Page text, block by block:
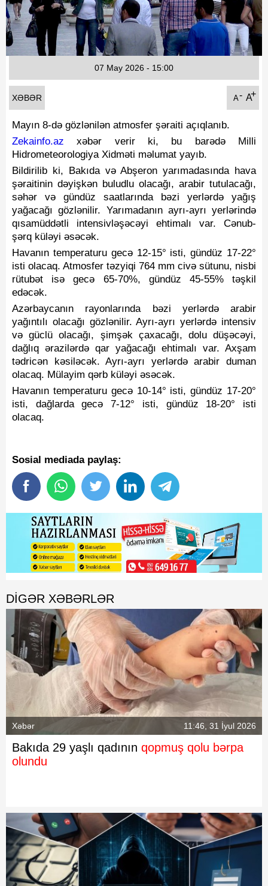
Fotoqaleriya
Reportaj
Qarabag Zəfəri
XƏBƏR A- A+
07 May 2026 - 15:00
Mayın 8-də gözlənilən atmosfer şəraiti açıqlanıb.
Zekainfo.az
xəbər verir ki, bu barədə Milli
Hidrometeorologiya Xidməti məlumat yayıb.
Bildirilib ki, Bakıda və Abşeron yarımadasında hava
şəraitinin dəyişkən buludlu olacağı, arabir tutulacağı,
səhər və gündüz saatlarında bəzi yerlərdə yağış
yağacağı gözlənilir. Yarımadanın ayrı-ayrı yerlərində
qısamüddətli intensivləşəcəyi ehtimalı var. Cənub-
şərq küləyi əsəcək.
Havanın temperaturu gecə 12-15° isti, gündüz 17-22°
isti olacaq. Atmosfer təzyiqi 764 mm civə sütunu, nisbi
rütubət isə gecə 65-70%, gündüz 45-55% təşkil
edəcək.
Azərbaycanın rayonlarında bəzi yerlərdə arabir
yağıntılı olacağı gözlənilir. Ayrı-ayrı yerlərdə intensiv
və güclü olacağı, şimşək çaxacağı, dolu düşəcəyi,
dağlıq ərazilərdə qar yağacağı ehtimalı var. Axşam
tədricən kəsiləcək. Ayrı-ayrı yerlərdə arabir duman
olacaq. Mülayim qərb küləyi əsəcək.
Havanın temperaturu gecə 10-14° isti, gündüz 17-20°
isti, dağlarda gecə 7-12° isti, gündüz 18-20° isti
olacaq.
Sosial mediada paylaş:
DIGƏR XƏBƏRLƏR
Xəbər 11:46, 31 İyul 2026
Bakıda 29 yaşlı qadının qopmuş qolu bərpa
olundu